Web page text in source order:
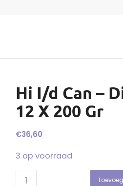
Hi I/d Can –
12 X 200 Gr
€36,60
3 op voorraad